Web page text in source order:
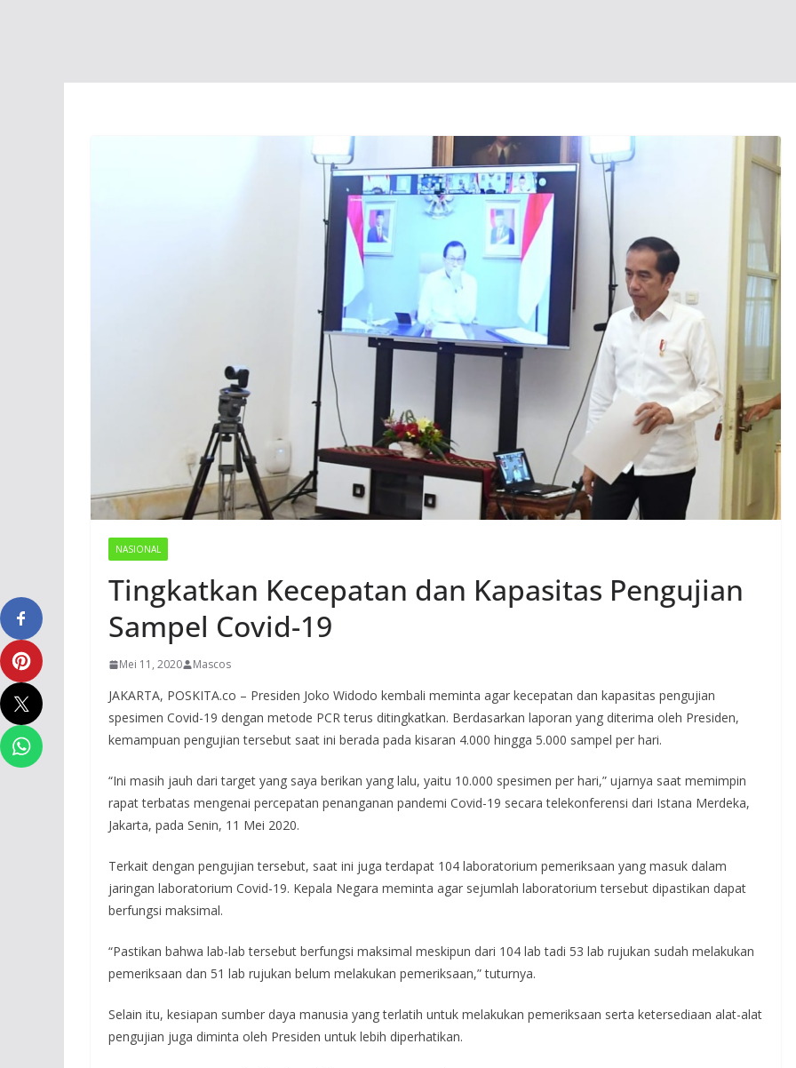
NASIONAL
Tingkatkan Kecepatan dan Kapasitas Pengujian
Sampel Covid-19
Mei 11, 2020 Mascos
JAKARTA, POSKITA.co – Presiden Joko Widodo kembali meminta agar kecepatan dan kapasitas pengujian
spesimen Covid-19 dengan metode PCR terus ditingkatkan. Berdasarkan laporan yang diterima oleh Presiden,
kemampuan pengujian tersebut saat ini berada pada kisaran 4.000 hingga 5.000 sampel per hari.
“Ini masih jauh dari target yang saya berikan yang lalu, yaitu 10.000 spesimen per hari,” ujarnya saat memimpin
rapat terbatas mengenai percepatan penanganan pandemi Covid-19 secara telekonferensi dari Istana Merdeka,
Jakarta, pada Senin, 11 Mei 2020.
Terkait dengan pengujian tersebut, saat ini juga terdapat 104 laboratorium pemeriksaan yang masuk dalam
jaringan laboratorium Covid-19. Kepala Negara meminta agar sejumlah laboratorium tersebut dipastikan dapat
berfungsi maksimal.
“Pastikan bahwa lab-lab tersebut berfungsi maksimal meskipun dari 104 lab tadi 53 lab rujukan sudah melakukan
pemeriksaan dan 51 lab rujukan belum melakukan pemeriksaan,” tuturnya.
Selain itu, kesiapan sumber daya manusia yang terlatih untuk melakukan pemeriksaan serta ketersediaan alat-alat
pengujian juga diminta oleh Presiden untuk lebih diperhatikan.